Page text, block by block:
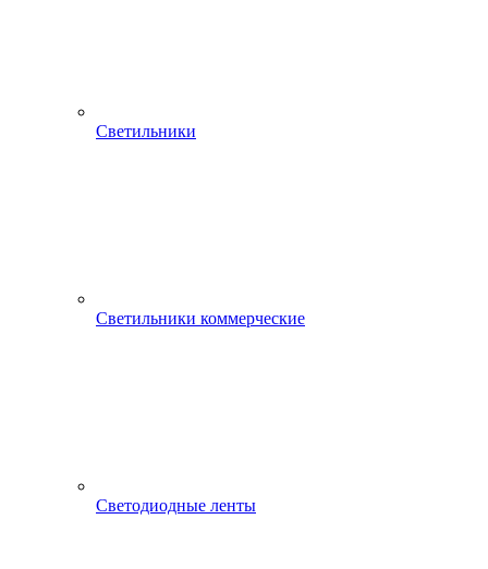
Светильники
Светильники коммерческие
Светодиодные ленты